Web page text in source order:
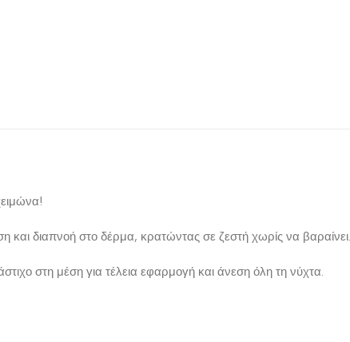
διαπνοή στο δέρμα, κρατώντας σε ζεστή χωρίς να βαραίνει.
στη μέση για τέλεια εφαρμογή και άνεση όλη τη νύχτα.